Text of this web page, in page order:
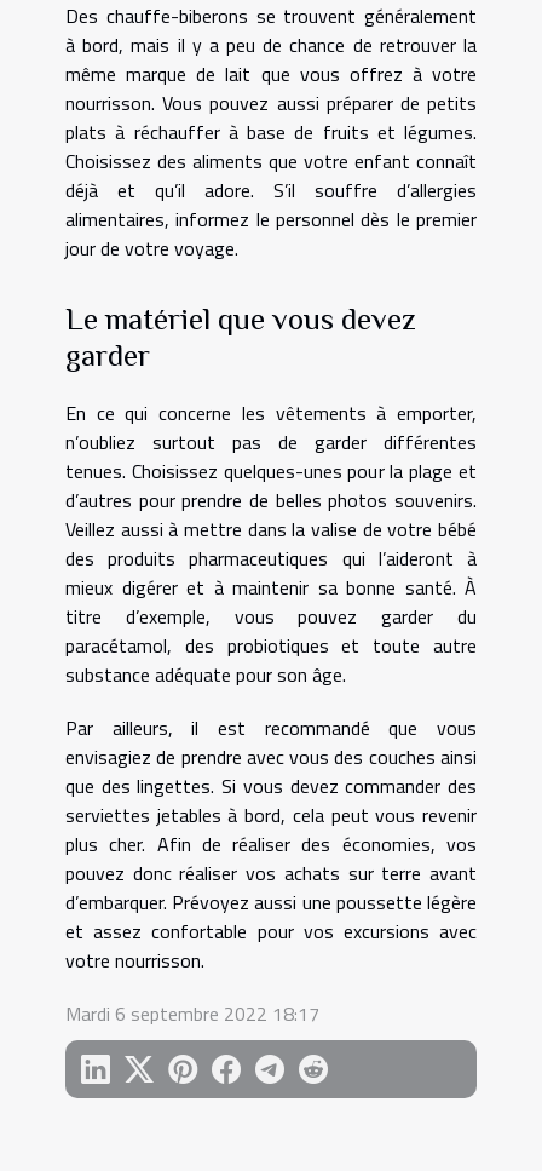
Des chauffe-biberons se trouvent généralement
à bord, mais il y a peu de chance de retrouver la
même marque de lait que vous offrez à votre
nourrisson. Vous pouvez aussi préparer de petits
plats à réchauffer à base de fruits et légumes.
Choisissez des aliments que votre enfant connaît
déjà et qu’il adore. S’il souffre d’allergies
alimentaires, informez le personnel dès le premier
jour de votre voyage.
Le matériel que vous devez
garder
En ce qui concerne les vêtements à emporter,
n’oubliez surtout pas de garder différentes
tenues. Choisissez quelques-unes pour la plage et
d’autres pour prendre de belles photos souvenirs.
Veillez aussi à mettre dans la valise de votre bébé
des produits pharmaceutiques qui l’aideront à
mieux digérer et à maintenir sa bonne santé. À
titre d’exemple, vous pouvez garder du
paracétamol, des probiotiques et toute autre
substance adéquate pour son âge.
Par ailleurs, il est recommandé que vous
envisagiez de prendre avec vous des couches ainsi
que des lingettes. Si vous devez commander des
serviettes jetables à bord, cela peut vous revenir
plus cher. Afin de réaliser des économies, vos
pouvez donc réaliser vos achats sur terre avant
d’embarquer. Prévoyez aussi une poussette légère
et assez confortable pour vos excursions avec
votre nourrisson.
Mardi 6 septembre 2022 18:17